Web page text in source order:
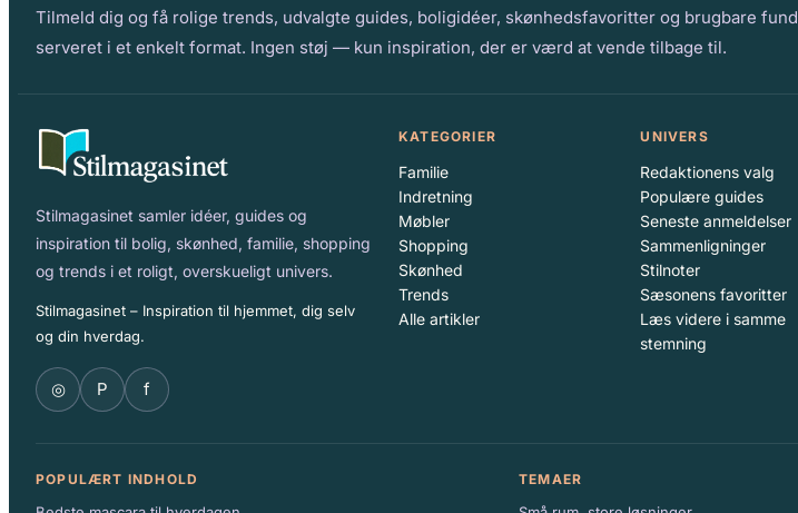
Tilmeld dig og få rolige trends, udvalgte guides, boligidéer, skønhedsfavoritter og brugbare fund
serveret i et enkelt format. Ingen støj — kun inspiration, der er værd at vende tilbage til.
Stilmagasinet samler idéer, guides og
inspiration til bolig, skønhed, familie, shopping
og trends i et roligt, overskueligt univers.
Stilmagasinet – Inspiration til hjemmet, dig selv
og din hverdag.
◎ P f
KATEGORIER
Familie
Indretning
Møbler
Shopping
Skønhed
Trends
Alle artikler
UNIVERS
Redaktionens valg
Populære guides
Seneste anmeldelser
Sammenligninger
Stilnoter
Sæsonens favoritter
Læs videre i samme
stemning
POPULÆRT INDHOLD TEMAER